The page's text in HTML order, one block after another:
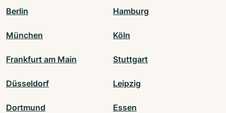
Berlin Hamburg
München Köln
Frankfurt am Main Stuttgart
Düsseldorf Leipzig
Dortmund Essen